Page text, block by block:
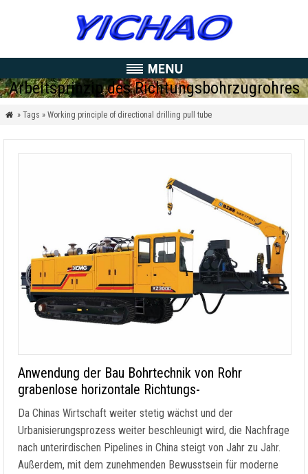
Arbeitsprinzip des Richtungsbohrzugrohres
 » Tags » Working principle of directional drilling pull tube
Anwendung der Bau Bohrtechnik von Rohr
grabenlose horizontale Richtungs-
Da Chinas Wirtschaft weiter stetig wächst und der
Urbanisierungsprozess weiter beschleunigt wird, die Nachfrage
nach unterirdischen Pipelines in China steigt von Jahr zu Jahr.
Außerdem, mit dem zunehmenden Bewusstsein für moderne